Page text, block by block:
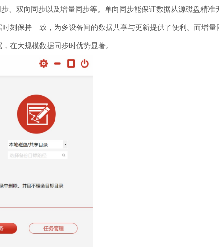
、双向同步以及增量同步等。单向同步能保证数据从源磁盘精准
刻保持一致，为多设备间的数据共享与更新提供了便利。而增量
在大规模数据同步时优势显著。